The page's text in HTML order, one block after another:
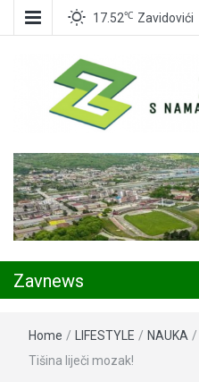
17.52℃ Zavidovići
Zavnews
Home / LIFESTYLE / NAUKA /
Tišina liječi mozak!